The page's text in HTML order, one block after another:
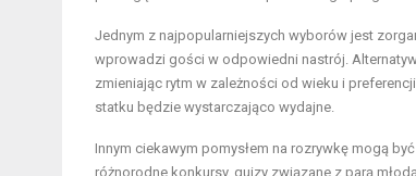
Jednym z najpopularniejszych wyborów jest
wprowadzi gości w odpowiedni nastrój.
zmieniając rytm w zależności od wieku i
statku będzie wystarczająco wydajne.
Innym ciekawym pomysłem na rozrywkę mogą być
różnorodne konkursy, quizy związane z parą